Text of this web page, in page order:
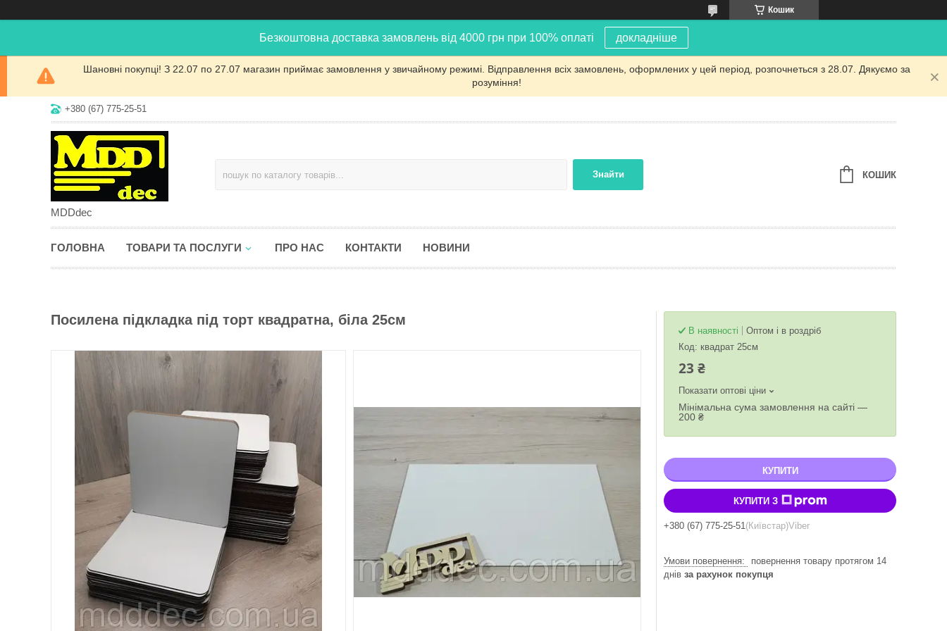
Кошик
Безкоштовна доставка замовлень від 4000 грн при 100% оплаті докладніше
Шановні покупці! З 22.07 по 27.07 магазин приймає замовлення у звичайному режимі. Відправлення всіх замовлень, оформлених у цей період, розпочнеться з 28.07. Дякуємо за
розуміння!
+380 (67) 775-25-51
MDDdec
Знайти КОШИК
ГОЛОВНА ТОВАРИ ТА ПОСЛУГИ ПРО НАС КОНТАКТИ НОВИНИ
Посилена підкладка під торт квадратна, біла 25см
В наявності
Оптом і в роздріб
Код: квадрат 25см
23 ₴
Показати оптові ціни
Мінімальна сума замовлення на сайті —
200 ₴
КУПИТИ
КУПИТИ З
+380 (67) 775-25-51 Київстар Viber
повернення товару протягом 14
днів за рахунок покупця